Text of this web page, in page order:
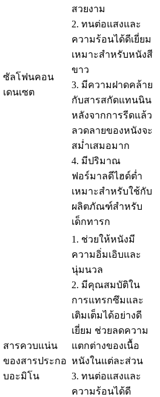
ซัลโฟนคอน
เดนเซต
สวยงาม
2. ทนต่อแสงและ
ความร้อนได้ดีเยี่ยม
เหมาะสำหรับหนังสี
ขาว
3. มีความฝาดคล้าย
กับสารสกัดแทนนิน
หลังจากการรีดแล้ว
ลวดลายของหนังจะ
สม่ำเสมอมาก
4. มีปริมาณ
ฟอร์มาลดีไฮด์ต่ำ
เหมาะสำหรับใช้กับ
ผลิตภัณฑ์สำหรับ
เด็กทารก
สารควบแน่น
ของสารประกอ
บอะมิโน
1. ช่วยให้หนังมี
ความอิ่มเอิบและ
นุ่มนวล
2. มีคุณสมบัติใน
การแทรกซึมและ
เติมเต็มได้อย่างดี
เยี่ยม ช่วยลดความ
แตกต่างของเนื้อ
หนังในแต่ละส่วน
3. ทนต่อแสงและ
ความร้อนได้ดี